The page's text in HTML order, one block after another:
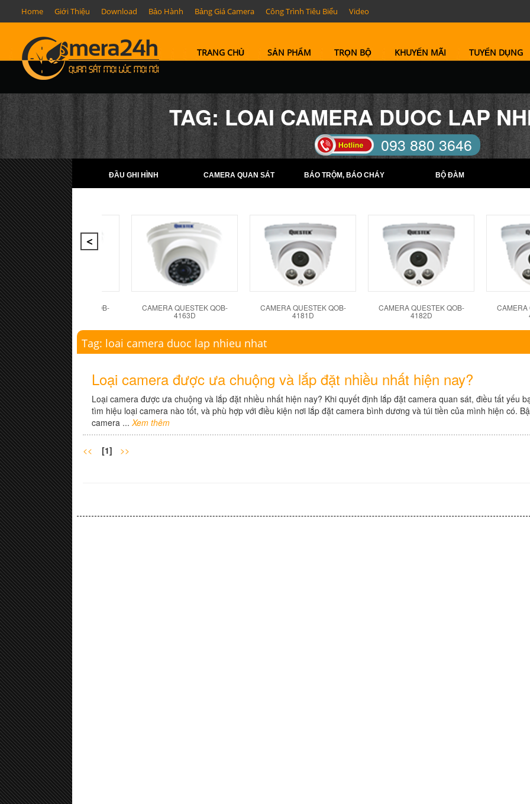
Home Giới Thiệu Download Bảo Hành Bảng Giá Camera Công Trình Tiêu Biểu Video
TRANG CHỦ SẢN PHẨM TRỌN BỘ KHUYẾN MÃI TUYỂN DỤNG
TAG: LOAI CAMERA DUOC LAP
093 880 3646
TELL: (0274) 6569422 -
(0274) 6569423
ĐẦU GHI HÌNH CAMERA QUAN SÁT BÁO TRỘM, BÁO CHÁY BỘ ĐÀM
CAMERA QUESTEK QOB-
4162D
CAMERA QUESTEK QOB-
4163D
CAMERA QUESTEK QOB-
4181D
CAMERA QUESTEK QOB-
4182D
CAMERA
Tag: loai camera duoc lap nhieu nhat
Loại camera được ưa chuộng và lắp đặt nhiều nhất hiện nay?
Loại camera được ưa chuộng và lắp đặt nhiều nhất hiện nay? Khi quyết định lắp đặt camera quan sát, điều tất yếu
tìm hiệu loại camera nào tốt, và phù hợp với điều kiện nơi lắp đặt camera bình dương và túi tiền của mình hiện có.
camera ...Xem thêm
<< [1] >>